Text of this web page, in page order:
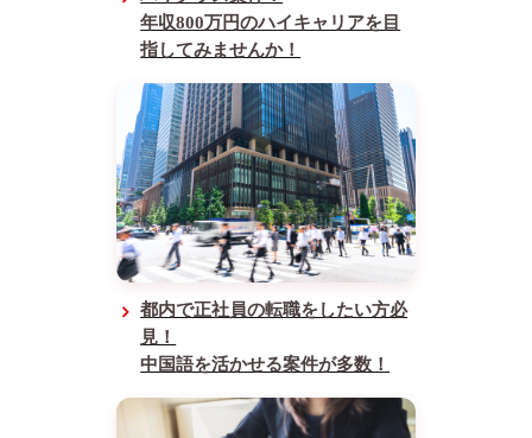
年収800万円のハイキャリアを目
指してみませんか！
都内で正社員の転職をしたい方必
見！
中国語を活かせる案件が多数！